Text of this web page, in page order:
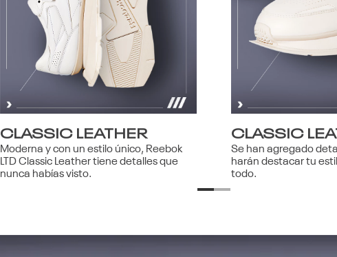
CLASSIC LEATHER
Moderna y con un estilo único, Reebok
LTD Classic Leather tiene detalles que
nunca habías visto.
CLASSIC
Se han agregado
harán destacar tu
todo.